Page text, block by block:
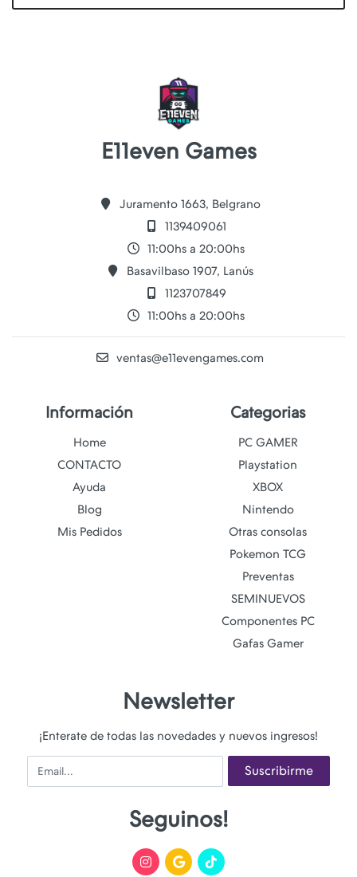
E11even Games
Juramento 1663, Belgrano
1139409061
11:00hs a 20:00hs
Basavilbaso 1907, Lanús
1123707849
11:00hs a 20:00hs
ventas@e11evengames.com
Información
Home
CONTACTO
Ayuda
Blog
Mis Pedidos
Categorias
PC GAMER
Playstation
XBOX
Nintendo
Otras consolas
Pokemon TCG
Preventas
SEMINUEVOS
Componentes PC
Gafas Gamer
Newsletter
¡Enterate de todas las novedades y nuevos ingresos!
Email Suscribirme
Seguinos!